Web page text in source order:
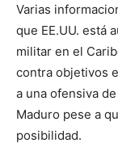
Varias
que EE.UU. está
militar en el
contra objetivos
a una ofensiva
Maduro pese a
posibilidad.